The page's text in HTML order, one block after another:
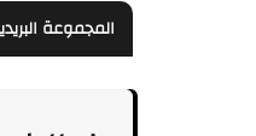
المجموعة